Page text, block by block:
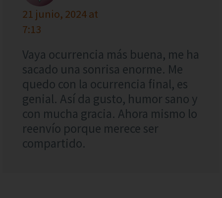
21 junio, 2024 at
7:13
Vaya ocurrencia más buena, me ha
sacado una sonrisa enorme. Me
quedo con la ocurrencia final, es
genial. Así da gusto, humor sano y
con mucha gracia. Ahora mismo lo
reenvío porque merece ser
compartido.